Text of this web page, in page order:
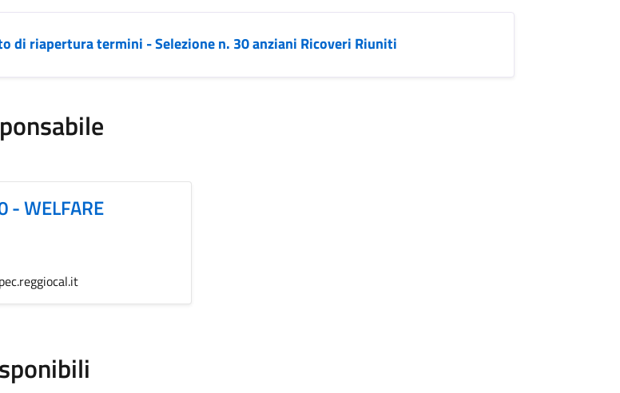
di riapertura termini - Selezione n. 30 anziani Ricoveri Riuniti
- WELFARE